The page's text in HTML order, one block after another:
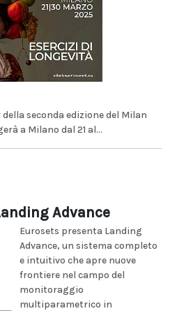
seconda edizione del Milan
a Milano dal 21 al...
Advance
Eurosets presenta Landing
Advance, un sistema completo
e intuitivo che apre nuove
frontiere nel campo del
monitoraggio
multiparametrico in